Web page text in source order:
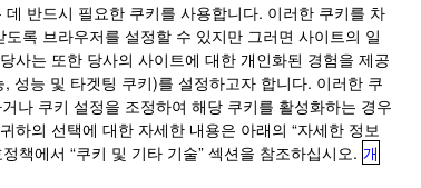
반드시 필요한 쿠키를 사용합니다. 이러한 쿠키를 차
록 브라우저를 설정할 수 있지만 그러면 사이트의 일
사는 또한 당사의 사이트에 대한 개인화된 경험을 제공
성능 및 타겟팅 쿠키)를 설정하고자 합니다. 이러한 쿠
나 쿠키 설정을 조정하여 해당 쿠키를 활성화하는 경우
하의 선택에 대한 자세한 내용은 아래의 “자세한 정보
책에서 “쿠키 및 기타 기술” 섹션을 참조하십시오. 개